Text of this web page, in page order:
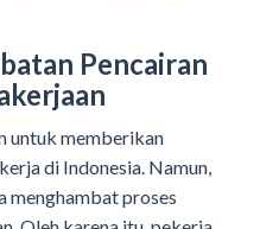
Pencairan
untuk memberikan
di Indonesia. Namun,
menghambat proses